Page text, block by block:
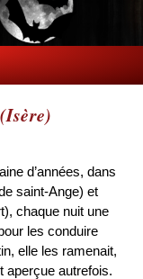
d’années, dans
saint-Ange) et
chaque nuit une
les conduire
elle les ramenait,
aperçue autrefois.